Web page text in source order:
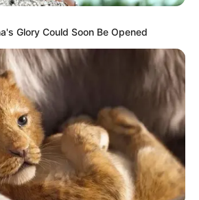
Glory Could Soon Be Opened